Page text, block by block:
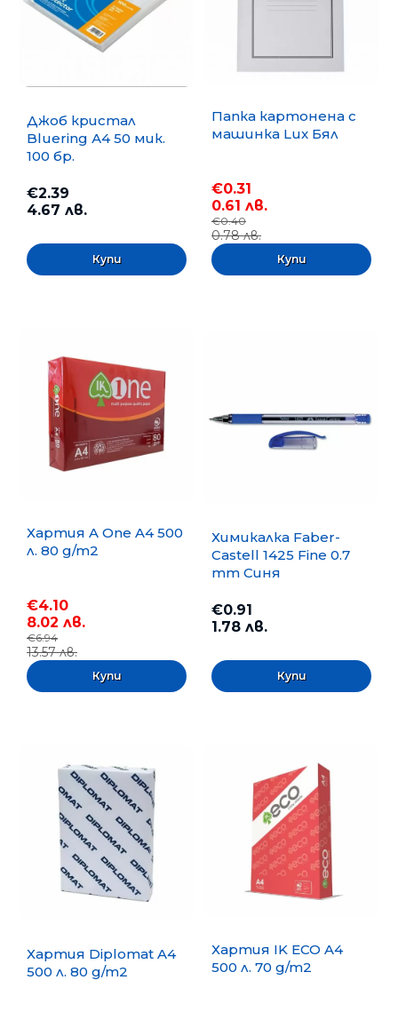
Джоб кристал
Bluering А4 50 мик.
100 бр.
€2.39
4.67 лв.
Папка картонена с
машинка Lux Бял
€0.31
0.61 лв.
€0.40
0.78 лв.
Хартия A One A4 500
л. 80 g/m2
€4.10
8.02 лв.
€6.94
13.57 лв.
Химикалка Faber-
Castell 1425 Fine 0.7
mm Синя
€0.91
1.78 лв.
Хартия Diplomat A4
500 л. 80 g/m2
Хартия IK ECO A4
500 л. 70 g/m2